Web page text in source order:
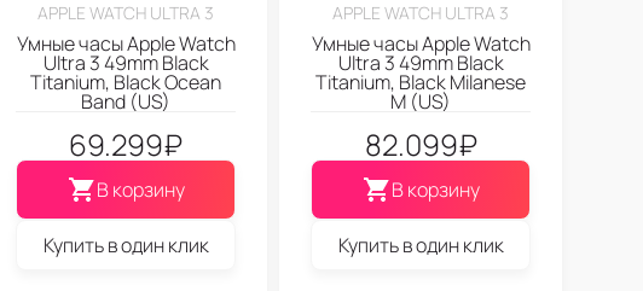
APPLE WATCH ULTRA 3
Умные часы Apple Watch
Ultra 3 49mm Black
Titanium, Black Ocean
Band (US)
69.299₽
В корзину
Купить в один клик
APPLE WATCH ULTRA 3
Умные часы Apple Watch
Ultra 3 49mm Black
Titanium, Black Milanese
M (US)
82.099₽
В корзину
Купить в один клик